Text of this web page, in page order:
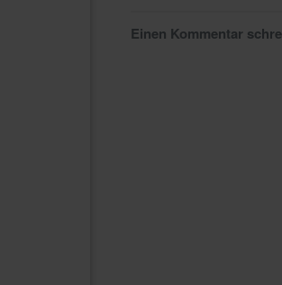
Einen Kommentar